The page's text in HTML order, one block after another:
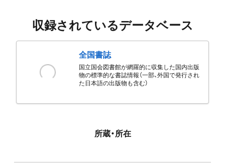
収録されているデータベース
全国書誌
国立国会図書館が網羅的に収集した国内出版
物の標準的な書誌情報（一部、外国で発行され
た日本語の出版物も含む）
所蔵・所在